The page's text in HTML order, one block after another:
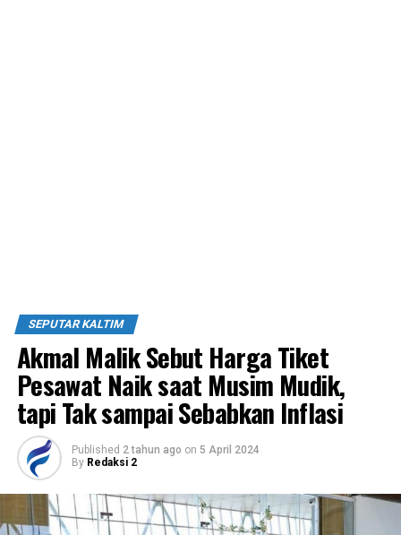
SEPUTAR KALTIM
Akmal Malik Sebut Harga Tiket
Pesawat Naik saat Musim Mudik,
tapi Tak sampai Sebabkan Inflasi
Published 2 tahun ago on 5 April 2024
By Redaksi 2